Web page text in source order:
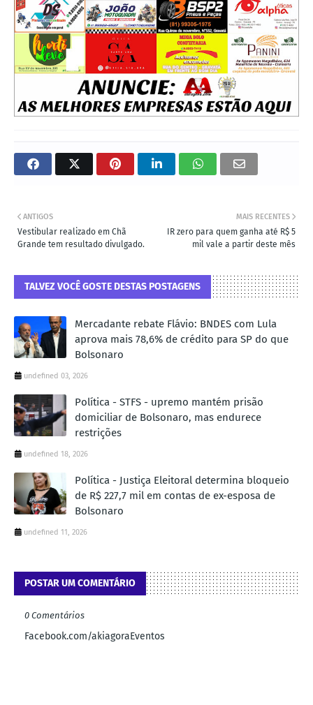
MAIS RECENTES
IR zero para quem ganha até R$ 5
mil vale a partir deste mês
ANTIGOS
Vestibular realizado em Chã
Grande tem resultado divulgado.
TALVEZ VOCÊ GOSTE DESTAS POSTAGENS
Mercadante rebate Flávio: BNDES com Lula
aprova mais 78,6% de crédito para SP do que
Bolsonaro
undefined 03, 2026
Política - STFS - upremo mantém prisão
domiciliar de Bolsonaro, mas endurece
restrições
undefined 18, 2026
Política - Justiça Eleitoral determina bloqueio
de R$ 227,7 mil em contas de ex-esposa de
Bolsonaro
undefined 11, 2026
POSTAR UM COMENTÁRIO
0 Comentários
Facebook.com/akiagoraEventos